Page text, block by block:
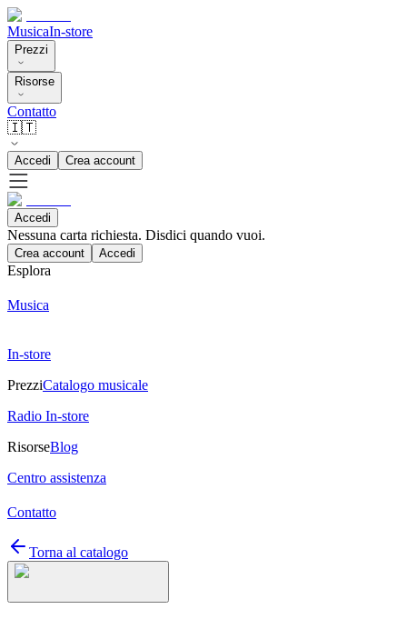
MusicaIn-store
Prezzi
Risorse
Contatto
🇮🇹
Accedi Crea account
Accedi
Nessuna carta richiesta. Disdici quando vuoi.
Crea account Accedi
Esplora
Musica
In-store
PrezziCatalogo musicale
Radio In-store
RisorseBlog
Centro assistenza
Contatto
Torna al catalogo